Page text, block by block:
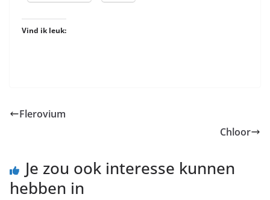
Vind ik leuk:
Flerovium
Chloor
Je zou ook interesse kunnen
hebben in